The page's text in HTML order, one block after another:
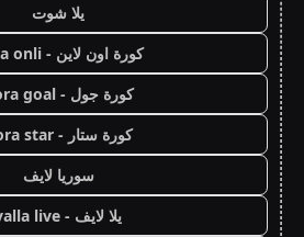
يلا شوت
كورة اون لاين - kora onli
كورة جول - kora goal
كورة ستار - kora star
سوريا لايف
يلا لايف - yalla live